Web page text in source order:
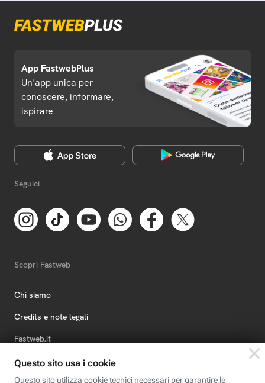
App FastwebPlus
Un'app unica per
conoscere, informare,
ispirare
Seguici
Scopri Fastweb
Chi siamo
Credits e note legali
Fastweb.it
Formazione